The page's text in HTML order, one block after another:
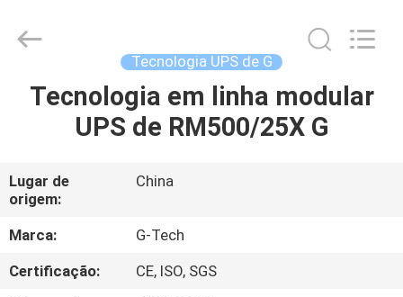
PARA
PRODUTOS
SOBRE
NÓS
POWER
GROUP.
Reserved.
Tecnologia UPS de G
Tecnologia em linha modular
UPS de RM500/25X G
Lugar de
origem:
China
Marca:
G-Tech
Certificação:
CE, ISO, SGS